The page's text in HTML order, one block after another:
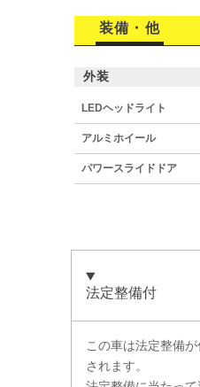
装備・他
外装
LEDヘッドライト
アルミホイール
パワースライドドア
法定整備付
この車は法定整備
されます。